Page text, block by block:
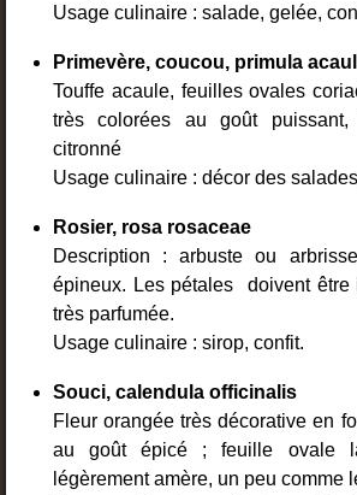
Usage culinaire : salade, gelée,
Primevère, coucou, primula
Touffe acaule, feuilles ovales
très colorées au goût puissant,
citronné
Usage culinaire : décor des
Rosier, rosa rosaceae
Description : arbuste ou
épineux. Les pétales doivent être
très parfumée.
Usage culinaire : sirop, confit.
Souci, calendula officinalis
Fleur orangée très décorative en
au goût épicé ; feuille ovale
légèrement amère, un peu comme